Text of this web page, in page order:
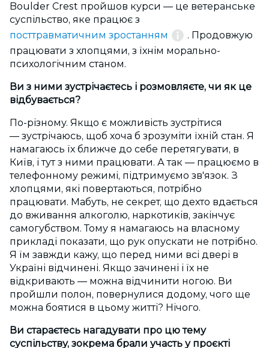
Boulder Crest пройшов курси — це ветеранське
суспільство, яке працює з
посттравматичним зростанням
. Продовжую
працювати з хлопцями, з їхнім морально-
психологічним станом.
Ви з ними зустрічаєтесь і розмовляєте, чи як це
відбувається?
По-різному. Якщо є можливість зустрітися
— зустрічаюсь, щоб хоча б зрозуміти їхній стан. Я
намагаюсь їх ближче до себе перетягувати, в
Київ, і тут з ними працювати. А так — працюємо в
телефонному режимі, підтримуємо зв'язок. З
хлопцями, які повертаються, потрібно
працювати. Мабуть, не секрет, що дехто вдається
до вживання алкоголю, наркотиків, закінчує
самогубством. Тому я намагаюсь на власному
прикладі показати, що рук опускати не потрібно.
Я їм завжди кажу, що перед ними всі двері в
Україні відчинені. Якщо зачинені і їх не
відкривають — можна відчинити ногою. Ви
пройшли полон, повернулися додому, чого ще
можна боятися в цьому житті? Нічого.
Ви стараєтесь нагадувати про цю тему
суспільству, зокрема брали участь у проєкті